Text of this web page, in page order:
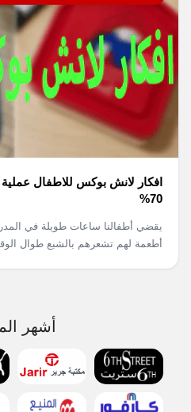
70%
يقضي أطفالنا ساعات طويلة في
أطعمة لهم تشعرهم بالشبع طوال
أشهر